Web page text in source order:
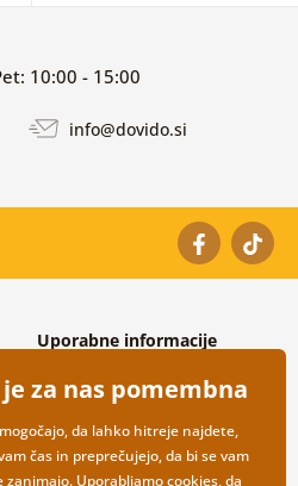
10:00 - 15:00
info@dovido.si
Uporabne informacije
Pogosto zastavljena vprašanja
Kontakti
Veleprodaja
za nas pomembna
da lahko hitreje najdete,
čas in preprečujejo, da bi se vam
zanimajo. Uporabljamocookies, da